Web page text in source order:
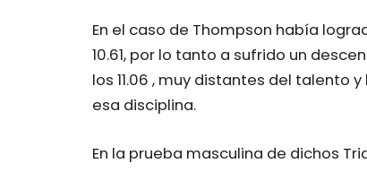
En el caso de Thompson había
10.61, por lo tanto a sufrido un
los 11.06 , muy distantes del talento
esa disciplina.
En la prueba masculina de dichos